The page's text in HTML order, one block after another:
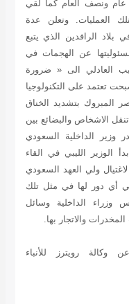
عام ونصف العام كما لقي
العمليات. وتعلن عدة
بلاد الرافدين الذي يتبع
عن الهجمات في
العادلي الى « ضرورة
تعتمد على التكنولوجيا
المبروك بتشديد الخناق
الاشخاص والبضائع بين
وزير الداخلية السعودي
الوزير الليبي في القاء
لاغتيال ولي العهد السعودي
أي دور لها في مثل تلك
وزراء الداخلية وسائل
والاتجار بها.
رويترز للأنباء